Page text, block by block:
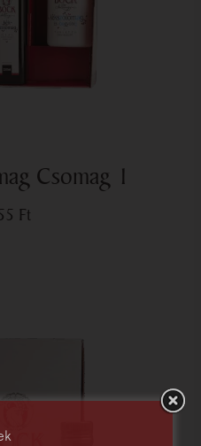
Csomag 1
Ft